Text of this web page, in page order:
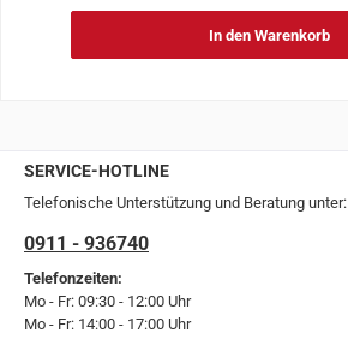
In den Warenkorb
SERVICE-HOTLINE
Telefonische Unterstützung und Beratung unter:
0911 - 936740
Telefonzeiten:
Mo - Fr: 09:30 - 12:00 Uhr
Mo - Fr: 14:00 - 17:00 Uhr